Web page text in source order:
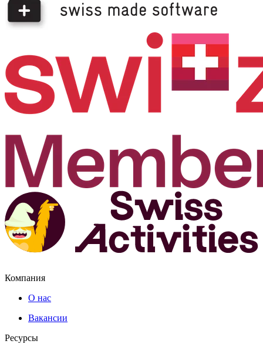
Компания
О нас
Вакансии
Ресурсы